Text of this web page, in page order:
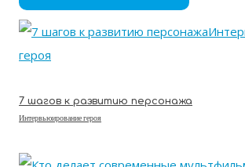
7 шагов к развитию персонажа
Интервьюирование героя